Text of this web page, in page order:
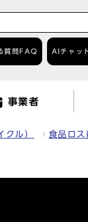
質問 FAQ AIチャッ
事業者
クル） 食品ロ